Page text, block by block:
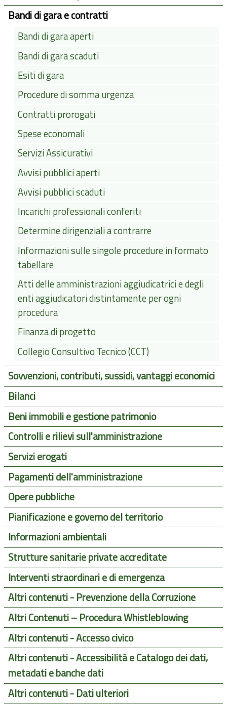
Bandi di gara e contratti
Bandi di gara aperti
Bandi di gara scaduti
Esiti di gara
Procedure di somma urgenza
Contratti prorogati
Spese economali
Servizi Assicurativi
Avvisi pubblici aperti
Avvisi pubblici scaduti
Incarichi professionali conferiti
Determine dirigenziali a contrarre
Informazioni sulle singole procedure in formato
tabellare
Atti delle amministrazioni aggiudicatrici e degli
enti aggiudicatori distintamente per ogni
procedura
Finanza di progetto
Collegio Consultivo Tecnico (CCT)
Sovvenzioni, contributi, sussidi, vantaggi economici
Bilanci
Beni immobili e gestione patrimonio
Controlli e rilievi sull'amministrazione
Servizi erogati
Pagamenti dell'amministrazione
Opere pubbliche
Pianificazione e governo del territorio
Informazioni ambientali
Strutture sanitarie private accreditate
Interventi straordinari e di emergenza
Altri contenuti - Prevenzione della Corruzione
Altri Contenuti – Procedura Whistleblowing
Altri contenuti - Accesso civico
Altri contenuti - Accessibilità e Catalogo dei dati,
metadati e banche dati
Altri contenuti - Dati ulteriori